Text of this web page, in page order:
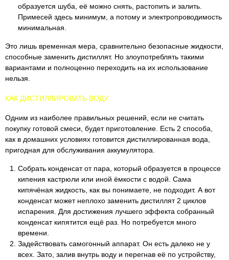
образуется шуба, её можно снять, растопить и залить.
Примесей здесь минимум, а потому и электропроводимость
минимальная.
Это лишь временная мера, сравнительно безопасные жидкости,
способные заменить дистиллят. Но злоупотреблять такими
вариантами и полноценно переходить на их использование
нельзя.
КАК ДИСТИЛЛИРОВАТЬ ВОДУ
Одним из наиболее правильных решений, если не считать
покупку готовой смеси, будет приготовление. Есть 2 способа,
как в домашних условиях готовится дистиллированная вода,
пригодная для обслуживания аккумулятора.
Собрать конденсат от пара, который образуется в процессе
кипения кастрюли или иной ёмкости с водой. Сама
кипячёная жидкость, как вы понимаете, не подходит. А вот
конденсат может неплохо заменить дистиллят 2 циклов
испарения. Для достижения лучшего эффекта собранный
конденсат кипятится ещё раз. Но потребуется много
времени.
Задействовать самогонный аппарат. Он есть далеко не у
всех. Зато, залив внутрь воду и перегнав её по устройству,